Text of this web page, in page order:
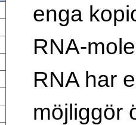
enga
RNA-
RNA har
möjliggör